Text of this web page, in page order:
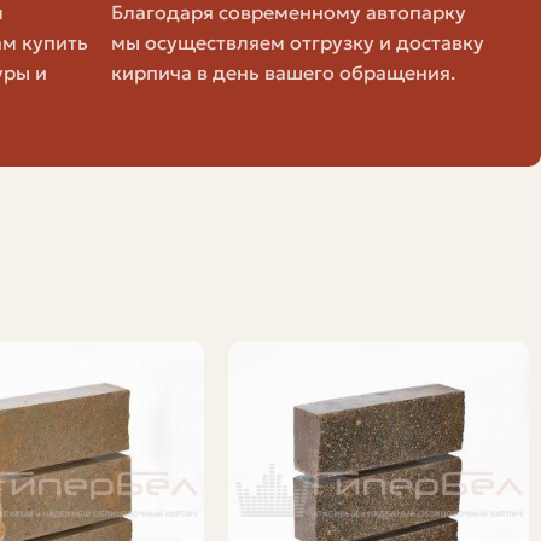
в подъёме — всё это влечёт дополнительные
и минимальных выплат.
Это иллюстрация, а не прайс-лист; реальные
Примерная Стоимость Топлива За Км (при
купить
и
Благодаря современному автопарку
мы осуществляем отгрузку и доставку
кирпича в день вашего обращения.